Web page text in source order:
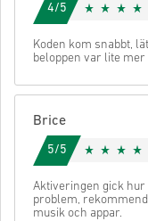
4/5
Koden kom snabbt,
beloppen var lite mer
Brice
5/5
Aktiveringen gick
problem,
musik och appar.